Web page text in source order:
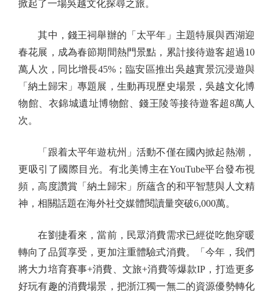
掀起了一場吳越文化探尋之旅。
其中，錢王祠舉辦的「太平年」主題特展與西湖迎
春花展，成為春節期間熱門景點，累計接待遊客超過10
萬人次，同比增長45%；臨安區推出吳越實景沉浸遊與
「納土歸宋」專題展，生動再現歷史場景，吳越文化博
物館、衣錦城遺址博物館、錢王陵等接待遊客超8萬人
次。
「跟着太平年遊杭州」活動不僅在國內掀起熱潮，
更吸引了國際目光。有北美博主在YouTube平台發布視
頻，高度讚賞「納土歸宋」所蘊含的和平智慧與人文精
神，相關話題在海外社交媒體閱讀量突破6,000萬。
在劉捷看來，當前，民眾消費需求已經從吃飽穿暖
轉向了品質享受，更加注重體驗式消費。「今年，我們
將大力培育賽事+消費、文旅+消費等爆款IP，打造更多
好玩有趣的消費場景，把浙江獨一無二的資源優勢轉化